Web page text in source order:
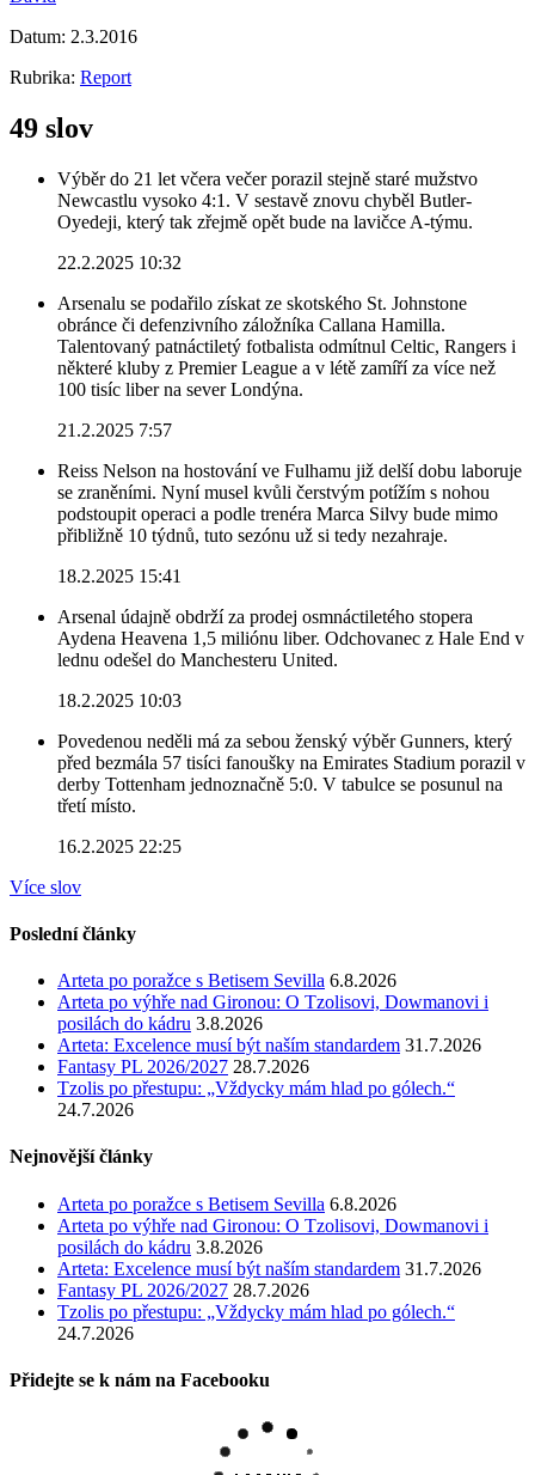
Datum: 2.3.2016
Rubrika: Report
49 slov
Výběr do 21 let včera večer porazil stejně staré mužstvo
Newcastlu vysoko 4:1. V sestavě znovu chyběl Butler-
Oyedeji, který tak zřejmě opět bude na lavičce A-týmu.
22.2.2025 10:32
Arsenalu se podařilo získat ze skotského St. Johnstone
obránce či defenzivního záložníka Callana Hamilla.
Talentovaný patnáctiletý fotbalista odmítnul Celtic, Rangers i
některé kluby z Premier League a v létě zamíří za více než
100 tisíc liber na sever Londýna.
21.2.2025 7:57
Reiss Nelson na hostování ve Fulhamu již delší dobu laboruje
se zraněními. Nyní musel kvůli čerstvým potížím s nohou
podstoupit operaci a podle trenéra Marca Silvy bude mimo
přibližně 10 týdnů, tuto sezónu už si tedy nezahraje.
18.2.2025 15:41
Arsenal údajně obdrží za prodej osmnáctiletého stopera
Aydena Heavena 1,5 miliónu liber. Odchovanec z Hale End v
lednu odešel do Manchesteru United.
18.2.2025 10:03
Povedenou neděli má za sebou ženský výběr Gunners, který
před bezmála 57 tisíci fanoušky na Emirates Stadium porazil v
derby Tottenham jednoznačně 5:0. V tabulce se posunul na
třetí místo.
16.2.2025 22:25
Více slov
Poslední články
Arteta po poražce s Betisem Sevilla 6.8.2026
Arteta po výhře nad Gironou: O Tzolisovi, Dowmanovi i
posilách do kádru 3.8.2026
Arteta: Excelence musí být naším standardem 31.7.2026
Fantasy PL 2026/2027 28.7.2026
Tzolis po přestupu: „Vždycky mám hlad po gólech.“
24.7.2026
Nejnovější články
Arteta po poražce s Betisem Sevilla 6.8.2026
Arteta po výhře nad Gironou: O Tzolisovi, Dowmanovi i
posilách do kádru 3.8.2026
Arteta: Excelence musí být naším standardem 31.7.2026
Fantasy PL 2026/2027 28.7.2026
Tzolis po přestupu: „Vždycky mám hlad po gólech.“
24.7.2026
Přidejte se k nám na Facebooku